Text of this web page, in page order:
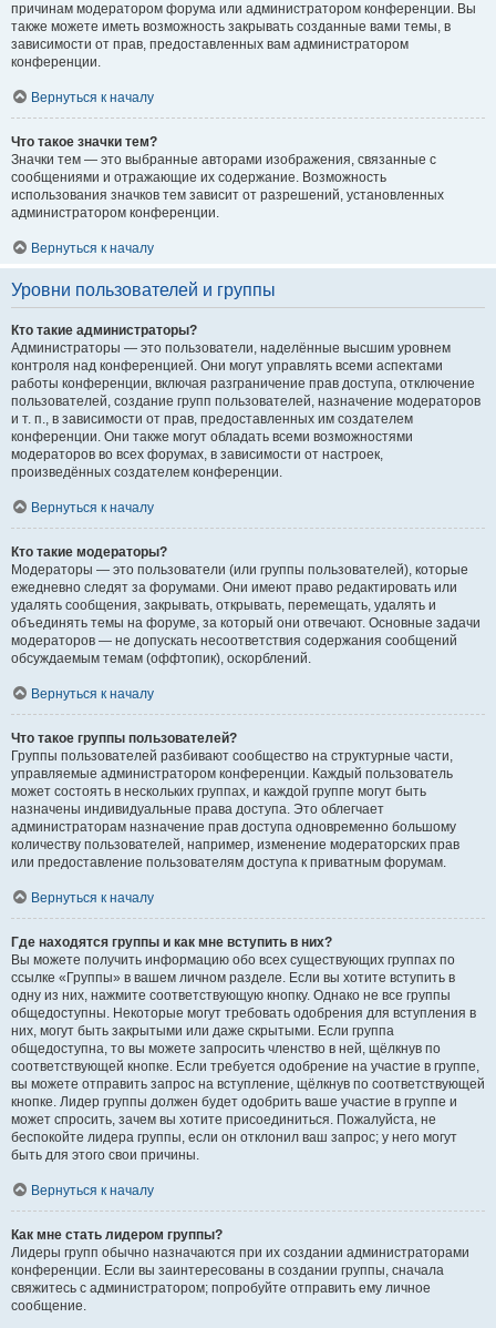
причинам модератором форума или администратором конференции. Вы
также можете иметь возможность закрывать созданные вами темы, в
зависимости от прав, предоставленных вам администратором
конференции.
Вернуться к началу
Что такое значки тем?
Значки тем — это выбранные авторами изображения, связанные с
сообщениями и отражающие их содержание. Возможность
использования значков тем зависит от разрешений, установленных
администратором конференции.
Вернуться к началу
Уровни пользователей и группы
Кто такие администраторы?
Администраторы — это пользователи, наделённые высшим уровнем
контроля над конференцией. Они могут управлять всеми аспектами
работы конференции, включая разграничение прав доступа, отключение
пользователей, создание групп пользователей, назначение модераторов
и т. п., в зависимости от прав, предоставленных им создателем
конференции. Они также могут обладать всеми возможностями
модераторов во всех форумах, в зависимости от настроек,
произведённых создателем конференции.
Вернуться к началу
Кто такие модераторы?
Модераторы — это пользователи (или группы пользователей), которые
ежедневно следят за форумами. Они имеют право редактировать или
удалять сообщения, закрывать, открывать, перемещать, удалять и
объединять темы на форуме, за который они отвечают. Основные задачи
модераторов — не допускать несоответствия содержания сообщений
обсуждаемым темам (оффтопик), оскорблений.
Вернуться к началу
Что такое группы пользователей?
Группы пользователей разбивают сообщество на структурные части,
управляемые администратором конференции. Каждый пользователь
может состоять в нескольких группах, и каждой группе могут быть
назначены индивидуальные права доступа. Это облегчает
администраторам назначение прав доступа одновременно большому
количеству пользователей, например, изменение модераторских прав
или предоставление пользователям доступа к приватным форумам.
Вернуться к началу
Где находятся группы и как мне вступить в них?
Вы можете получить информацию обо всех существующих группах по
ссылке «Группы» в вашем личном разделе. Если вы хотите вступить в
одну из них, нажмите соответствующую кнопку. Однако не все группы
общедоступны. Некоторые могут требовать одобрения для вступления в
них, могут быть закрытыми или даже скрытыми. Если группа
общедоступна, то вы можете запросить членство в ней, щёлкнув по
соответствующей кнопке. Если требуется одобрение на участие в группе,
вы можете отправить запрос на вступление, щёлкнув по соответствующей
кнопке. Лидер группы должен будет одобрить ваше участие в группе и
может спросить, зачем вы хотите присоединиться. Пожалуйста, не
беспокойте лидера группы, если он отклонил ваш запрос; у него могут
быть для этого свои причины.
Вернуться к началу
Как мне стать лидером группы?
Лидеры групп обычно назначаются при их создании администраторами
конференции. Если вы заинтересованы в создании группы, сначала
свяжитесь с администратором; попробуйте отправить ему личное
сообщение.